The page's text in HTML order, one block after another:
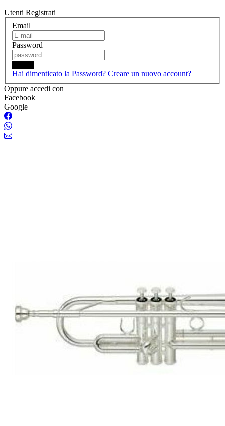
Utenti Registrati
Email
Password
Hai dimenticato la Password? Creare un nuovo account?
Oppure accedi con
Facebook
Google